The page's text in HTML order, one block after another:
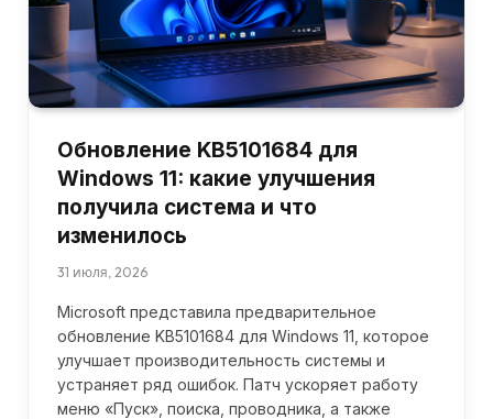
Обновление KB5101684 для
Windows 11: какие улучшения
получила система и что
изменилось
31 июля, 2026
Microsoft представила предварительное
обновление KB5101684 для Windows 11, которое
улучшает производительность системы и
устраняет ряд ошибок. Патч ускоряет работу
меню «Пуск», поиска, проводника, а также